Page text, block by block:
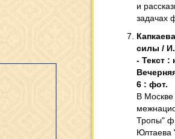
и
задачах
силы / И.
- Текст :
6 : фот.
В Москве
Тропы"
Юлтаева